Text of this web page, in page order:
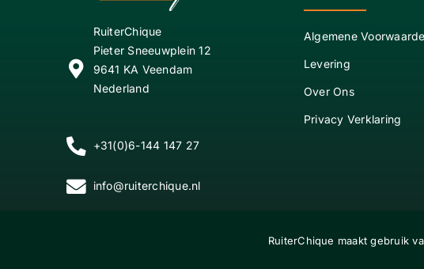
RuiterChique
Pieter Sneeuwplein 12
9641 KA Veendam
Nederland
+31(0)6-144 147 27
info@ruiterchique.nl
Algemene
Levering
Over Ons
Privacy Verklaring
RuiterChique maakt gebruik